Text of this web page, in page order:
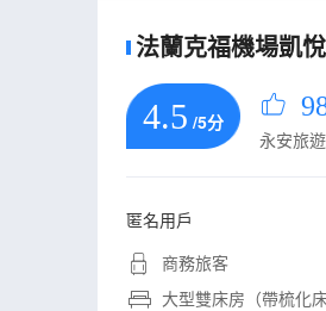
法蘭克福機場凱
4.5 /5分
永安旅
匿名用戶
商務旅客
大型雙床房（帶梳化床